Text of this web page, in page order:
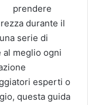
prendere
durante il
serie di
meglio ogni
esperti o
questa guida